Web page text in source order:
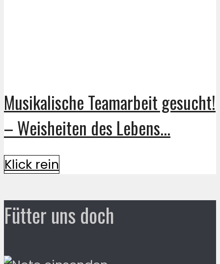
Musikalische Teamarbeit gesucht!
– Weisheiten des Lebens...
Klick rein
Fütter uns doch